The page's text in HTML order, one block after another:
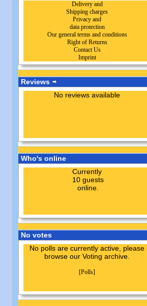
Delivery and
Shipping charges
Privacy and
data protection
Our general terms and conditions
Right of Returns
Contact Us
Imprint
Reviews
No reviews available
Who's online
Currently
10 guests
online.
No votes
No polls are currently active, please
browse our Voting archive.
[Polls]